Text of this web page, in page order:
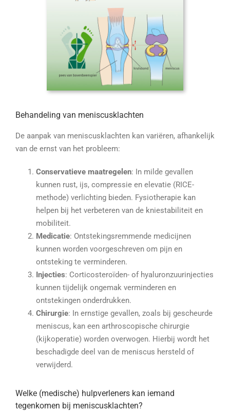
Behandeling van meniscusklachten
De aanpak van meniscusklachten kan variëren, afhankelijk
van de ernst van het probleem:
Conservatieve maatregelen: In milde gevallen
kunnen rust, ijs, compressie en elevatie (RICE-
methode) verlichting bieden. Fysiotherapie kan
helpen bij het verbeteren van de kniestabiliteit en
mobiliteit.
Medicatie: Ontstekingsremmende medicijnen
kunnen worden voorgeschreven om pijn en
ontsteking te verminderen.
Injecties: Corticosteroïden- of hyaluronzuurinjecties
kunnen tijdelijk ongemak verminderen en
ontstekingen onderdrukken.
Chirurgie: In ernstige gevallen, zoals bij gescheurde
meniscus, kan een arthroscopische chirurgie
(kijkoperatie) worden overwogen. Hierbij wordt het
beschadigde deel van de meniscus hersteld of
verwijderd.
Welke (medische) hulpverleners kan iemand
tegenkomen bij meniscusklachten?